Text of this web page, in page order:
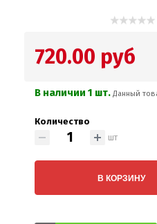
720.00 руб
В наличии 1 шт. Данный
Количество
шт
В КОРЗИНУ